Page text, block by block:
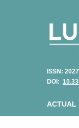
ISSN:
DOI:
ACTUAL